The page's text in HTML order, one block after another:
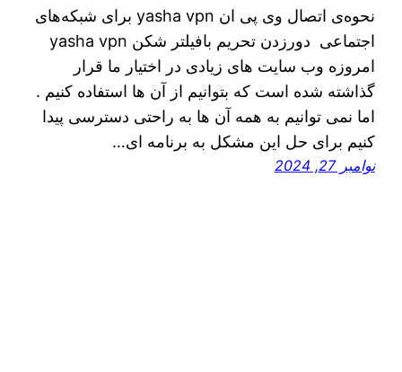
نحوه‌ی اتصال وی پی ان yasha vpn برای شبکه‌های
اجتماعی دورزدن تحریم بافیلتر شکن yasha vpn
امروزه وب سایت های زیادی در اختیار ما قرار
گذاشته شده است که بتوانیم از آن ها استفاده کنیم .
اما نمی توانیم به همه آن ها به راحتی دسترسی پیدا
کنیم برای حل این مشکل به برنامه ای…
نوامبر 27, 2024